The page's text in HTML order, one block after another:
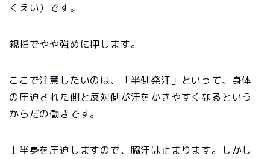
くえい）です。
親指でやや強めに押します。
ここで注意したいのは、「半側発汗」といって、身体
の圧迫された側と反対側が汗をかきやすくなるという
からだの働きです。
上半身を圧迫しますので、脇汗は止まります。しかし